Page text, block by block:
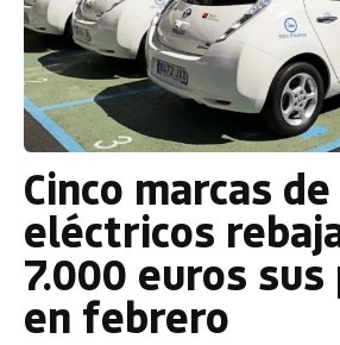
Cinco marcas
eléctricos
7.000 euros sus
en febrero